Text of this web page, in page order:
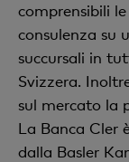
comprensibili
consulenza su
succursali in
Svizzera.
sul mercato la
La Banca Cler
dalla Basler